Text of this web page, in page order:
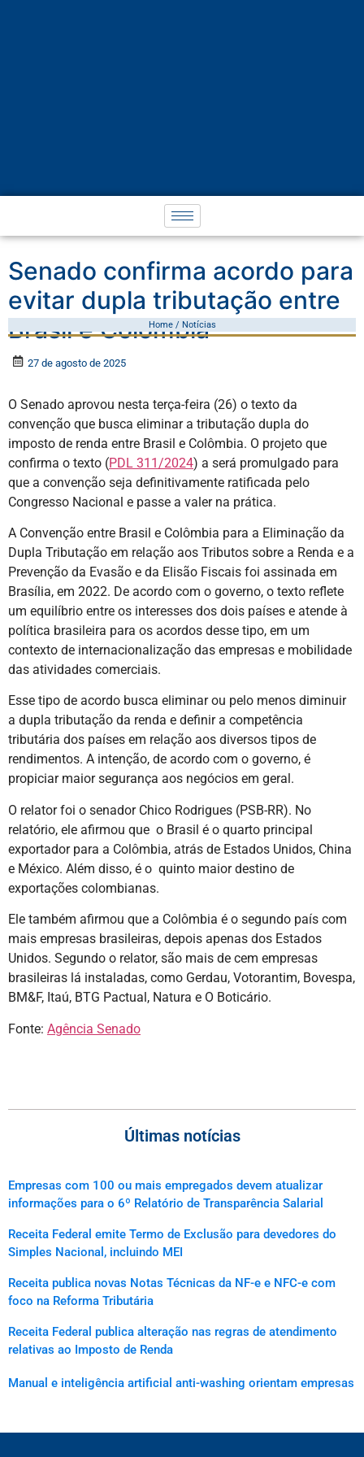
Senado confirma acordo para
evitar dupla tributação entre
Brasil e Colômbia
Home / Notícias
27 de agosto de 2025
O Senado aprovou nesta terça-feira (26) o texto da
convenção que busca eliminar a tributação dupla do
imposto de renda entre Brasil e Colômbia. O projeto que
confirma o texto (PDL 311/2024) a será promulgado para
que a convenção seja definitivamente ratificada pelo
Congresso Nacional e passe a valer na prática.
A Convenção entre Brasil e Colômbia para a Eliminação da
Dupla Tributação em relação aos Tributos sobre a Renda e a
Prevenção da Evasão e da Elisão Fiscais foi assinada em
Brasília, em 2022. De acordo com o governo, o texto reflete
um equilíbrio entre os interesses dos dois países e atende à
política brasileira para os acordos desse tipo, em um
contexto de internacionalização das empresas e mobilidade
das atividades comerciais.
Esse tipo de acordo busca eliminar ou pelo menos diminuir
a dupla tributação da renda e definir a competência
tributária dos países em relação aos diversos tipos de
rendimentos. A intenção, de acordo com o governo, é
propiciar maior segurança aos negócios em geral.
O relator foi o senador Chico Rodrigues (PSB-RR). No
relatório, ele afirmou que o Brasil é o quarto principal
exportador para a Colômbia, atrás de Estados Unidos, China
e México. Além disso, é o quinto maior destino de
exportações colombianas.
Ele também afirmou que a Colômbia é o segundo país com
mais empresas brasileiras, depois apenas dos Estados
Unidos. Segundo o relator, são mais de cem empresas
brasileiras lá instaladas, como Gerdau, Votorantim, Bovespa,
BM&F, Itaú, BTG Pactual, Natura e O Boticário.
Fonte: Agência Senado
Últimas notícias
Empresas com 100 ou mais empregados devem atualizar
informações para o 6º Relatório de Transparência Salarial
Receita Federal emite Termo de Exclusão para devedores do
Simples Nacional, incluindo MEI
Receita publica novas Notas Técnicas da NF-e e NFC-e com
foco na Reforma Tributária
Receita Federal publica alteração nas regras de atendimento
relativas ao Imposto de Renda
Manual e inteligência artificial anti-washing orientam empresas